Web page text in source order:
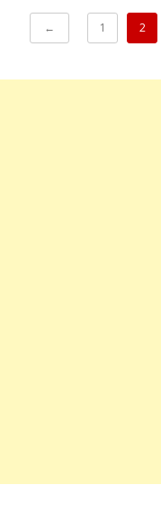
← 1 2